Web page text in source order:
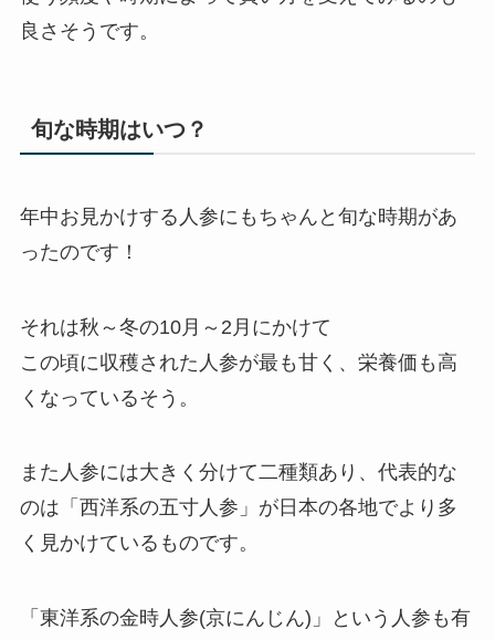
良さそうです。
旬な時期はいつ？
年中お見かけする人参にもちゃんと旬な時期があ
ったのです！
それは秋～冬の10月～2月にかけて
この頃に収穫された人参が最も甘く、栄養価も高
くなっているそう。
また人参には大きく分けて二種類あり、代表的な
のは「 西洋系の五寸人参 」が日本の各地でより多
く見かけているものです。
「 東洋系の金時人参(京にんじん) 」という人参も有